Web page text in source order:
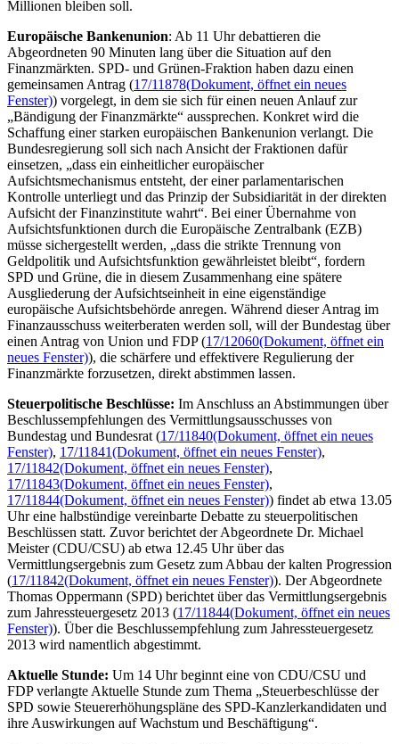
Millionen bleiben soll.
Europäische Bankenunion: Ab 11 Uhr debattieren die
Abgeordneten 90 Minuten lang über die Situation auf den
Finanzmärkten. SPD- und Grünen-Fraktion haben dazu einen
gemeinsamen Antrag (17/11878(Dokument, öffnet ein neues
Fenster)) vorgelegt, in dem sie sich für einen neuen Anlauf zur
„Bändigung der Finanzmärkte“ aussprechen. Konkret wird die
Schaffung einer starken europäischen Bankenunion verlangt. Die
Bundesregierung soll sich nach Ansicht der Fraktionen dafür
einsetzen, „dass ein einheitlicher europäischer
Aufsichtsmechanismus entsteht, der einer parlamentarischen
Kontrolle unterliegt und das Prinzip der Subsidiarität in der direkten
Aufsicht der Finanzinstitute wahrt“. Bei einer Übernahme von
Aufsichtsfunktionen durch die Europäische Zentralbank (EZB)
müsse sichergestellt werden, „dass die strikte Trennung von
Geldpolitik und Aufsichtsfunktion gewährleistet bleibt“, fordern
SPD und Grüne, die in diesem Zusammenhang eine spätere
Ausgliederung der Aufsichtseinheit in eine eigenständige
europäische Aufsichtsbehörde anregen. Während dieser Antrag im
Finanzausschuss weiterberaten werden soll, will der Bundestag über
einen Antrag von Union und FDP (17/12060(Dokument, öffnet ein
neues Fenster)), die schärfere und effektivere Regulierung der
Finanzmärkte forzusetzen, direkt abstimmen lassen.
Steuerpolitische Beschlüsse: Im Anschluss an Abstimmungen über
Beschlussempfehlungen des Vermittlungsausschusses von
Bundestag und Bundesrat (17/11840(Dokument, öffnet ein neues
Fenster), 17/11841(Dokument, öffnet ein neues Fenster),
17/11842(Dokument, öffnet ein neues Fenster),
17/11843(Dokument, öffnet ein neues Fenster),
17/11844(Dokument, öffnet ein neues Fenster)) findet ab etwa 13.05
Uhr eine halbstündige vereinbarte Debatte zu steuerpolitischen
Beschlüssen statt. Zuvor berichtet der Abgeordnete Dr. Michael
Meister (CDU/CSU) ab etwa 12.45 Uhr über das
Vermittlungsergebnis zum Gesetz zum Abbau der kalten Progression
(17/11842(Dokument, öffnet ein neues Fenster)). Der Abgeordnete
Thomas Oppermann (SPD) berichtet über das Vermittlungsergebnis
zum Jahressteuergesetz 2013 (17/11844(Dokument, öffnet ein neues
Fenster)). Über die Beschlussempfehlung zum Jahressteuergesetz
2013 wird namentlich abgestimmt.
Aktuelle Stunde: Um 14 Uhr beginnt eine von CDU/CSU und
FDP verlangte Aktuelle Stunde zum Thema „Steuerbeschlüsse der
SPD sowie Steuererhöhungspläne des SPD-Kanzlerkandidaten und
ihre Auswirkungen auf Wachstum und Beschäftigung“.